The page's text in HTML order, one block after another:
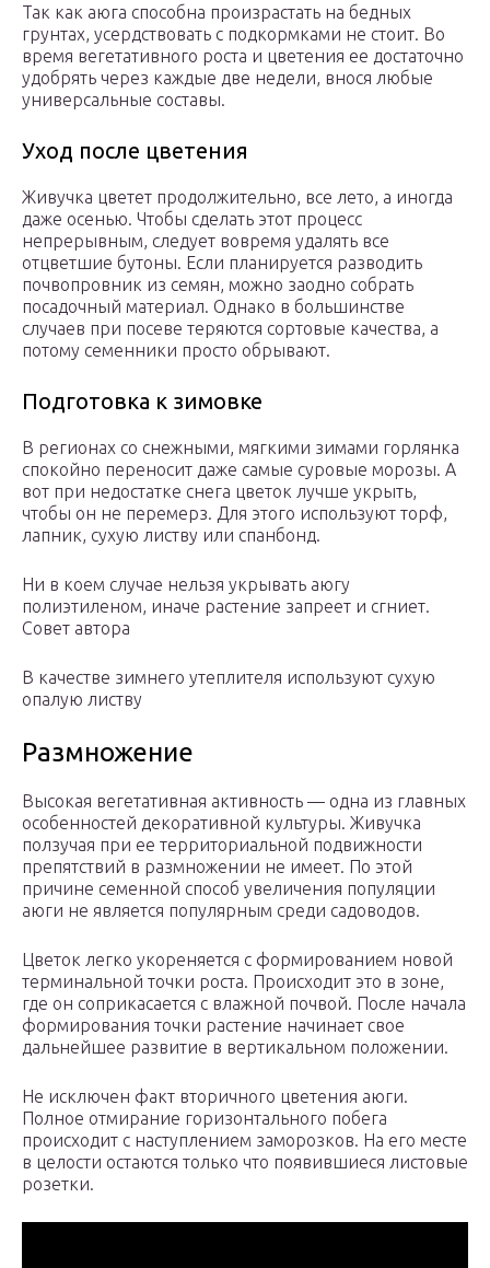
Так как аюга способна произрастать на бедных
грунтах, усердствовать с подкормками не стоит. Во
время вегетативного роста и цветения ее достаточно
удобрять через каждые две недели, внося любые
универсальные составы.
Уход после цветения
Живучка цветет продолжительно, все лето, а иногда
даже осенью. Чтобы сделать этот процесс
непрерывным, следует вовремя удалять все
отцветшие бутоны. Если планируется разводить
почвопровник из семян, можно заодно собрать
посадочный материал. Однако в большинстве
случаев при посеве теряются сортовые качества, а
потому семенники просто обрывают.
Подготовка к зимовке
В регионах со снежными, мягкими зимами горлянка
спокойно переносит даже самые суровые морозы. А
вот при недостатке снега цветок лучше укрыть,
чтобы он не перемерз. Для этого используют торф,
лапник, сухую листву или спанбонд.
Ни в коем случае нельзя укрывать аюгу
полиэтиленом, иначе растение запреет и сгниет.
Совет автора
В качестве зимнего утеплителя используют сухую
опалую листву
Размножение
Высокая вегетативная активность — одна из главных
особенностей декоративной культуры. Живучка
ползучая при ее территориальной подвижности
препятствий в размножении не имеет. По этой
причине семенной способ увеличения популяции
аюги не является популярным среди садоводов.
Цветок легко укореняется с формированием новой
терминальной точки роста. Происходит это в зоне,
где он соприкасается с влажной почвой. После начала
формирования точки растение начинает свое
дальнейшее развитие в вертикальном положении.
Не исключен факт вторичного цветения аюги.
Полное отмирание горизонтального побега
происходит с наступлением заморозков. На его месте
в целости остаются только что появившиеся листовые
розетки.